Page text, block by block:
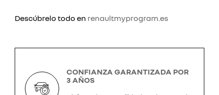
Descúbrelo todo en renaultmyprogram.es
CONFIANZA GARANTIZADA POR
3 AÑOS